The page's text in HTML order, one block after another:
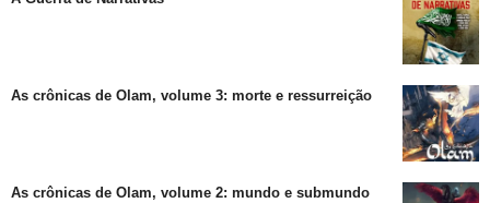
As crônicas de Olam, volume 3: morte e ressurreição
As crônicas de Olam, volume 2: mundo e submundo